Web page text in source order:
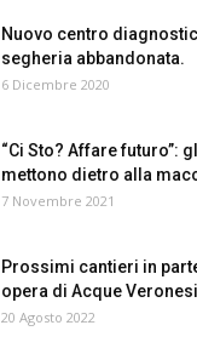
Nuovo centro
segheria abbandonata.
6 Dicembre 2020
“Ci Sto? Affare futuro”:
mettono dietro alla
7 Novembre 2021
Prossimi cantieri in
opera di Acque Veronesi
20 Agosto 2022